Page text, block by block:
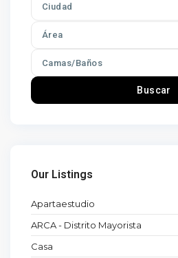
Ciudad
Área
Camas/Baños
Buscar
Our Listings
Apartaestudio
ARCA - Distrito Mayorista
Casa